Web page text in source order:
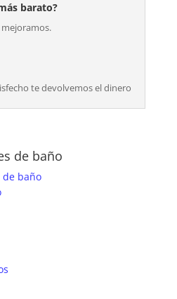
barato?
te devolvemos el dinero
de baño
de baño